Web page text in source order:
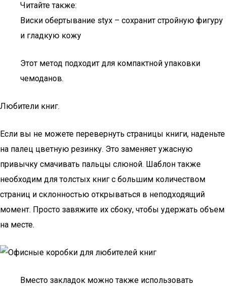
Читайте также:
Виски обертывание styx – сохранит стройную фигуру
и гладкую кожу
Этот метод подходит для компактной упаковки
чемоданов.
Любители книг.
Если вы не можете перевернуть страницы книги, наденьте
на палец цветную резинку. Это заменяет ужасную
привычку смачивать пальцы слюной. Шаблон также
необходим для толстых книг с большим количеством
страниц и склонностью открываться в неподходящий
момент. Просто завяжите их сбоку, чтобы удержать объем
на месте.
Вместо закладок можно также использовать